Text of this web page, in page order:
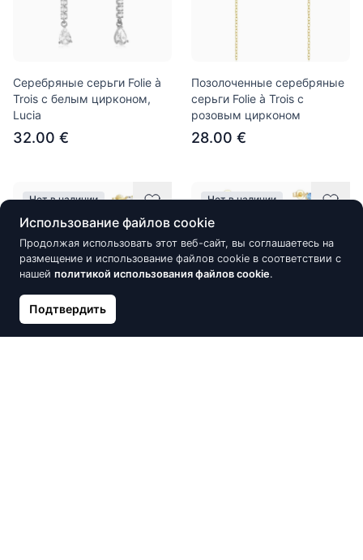
Серебряные серьги Folie à
Trois с белым цирконом,
Lucia
32.00 €
Позолоченные серебряные
серьги Folie à Trois с
розовым цирконом
28.00 €
Нет в наличии Нет в наличии
Использование файлов cookie
Продолжая использовать этот веб-сайт, вы соглашаетесь на
размещение и использование файлов cookie в соответствии с
нашей политикой использования файлов cookie.
Подтвердить